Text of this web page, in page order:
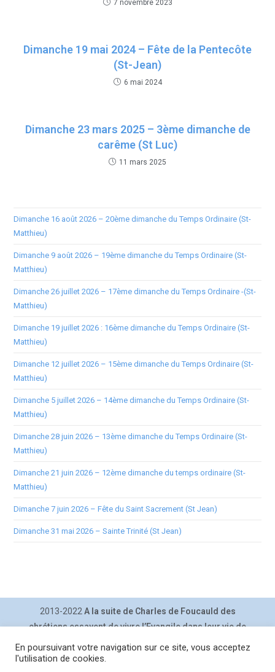
7 novembre 2023
Dimanche 19 mai 2024 – Fête de la Pentecôte
(St-Jean)
6 mai 2024
Dimanche 23 mars 2025 – 3ème dimanche de
carême (St Luc)
11 mars 2025
Dimanche 16 août 2026 – 20ème dimanche du Temps Ordinaire (St-
Matthieu)
Dimanche 9 août 2026 – 19ème dimanche du Temps Ordinaire (St-
Matthieu)
Dimanche 26 juillet 2026 – 17ème dimanche du Temps Ordinaire -(St-
Matthieu)
Dimanche 19 juillet 2026 : 16ème dimanche du Temps Ordinaire (St-
Matthieu)
Dimanche 12 juillet 2026 – 15ème dimanche du Temps Ordinaire (St-
Matthieu)
Dimanche 5 juillet 2026 – 14ème dimanche du Temps Ordinaire (St-
Matthieu)
Dimanche 28 juin 2026 – 13ème dimanche du Temps Ordinaire (St-
Matthieu)
Dimanche 21 juin 2026 – 12ème dimanche du temps ordinaire (St-
Matthieu)
Dimanche 7 juin 2026 – Fête du Saint Sacrement (St Jean)
Dimanche 31 mai 2026 – Sainte Trinité (St Jean)
2013-2022 A la suite de Charles de Foucauld des
chrétiens essayent de vivre l’Evangile dans leur vie de
tous les jours.
Contact|Inscription lettre
En poursuivant votre navigation sur ce site, vous acceptez
l'utilisation de cookies.